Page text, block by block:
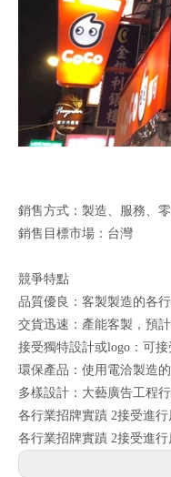
銷售方式：製造、服務、
銷售目標市場：台灣
競爭特點
品質優良：客製製造的各
交貨迅速：產能客製，預
接受獨特設計或logo：可
環保產品：使用電洽製造
多樣設計：大藝廣告工程
各行業招牌實蹟 2接受進
各行業招牌實蹟 2接受進